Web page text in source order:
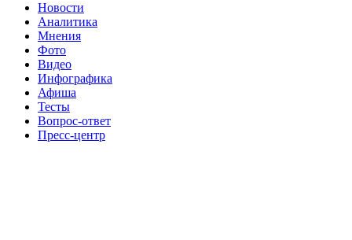
Новости
Аналитика
Мнения
Фото
Видео
Инфографика
Афиша
Тесты
Вопрос-ответ
Пресс-центр